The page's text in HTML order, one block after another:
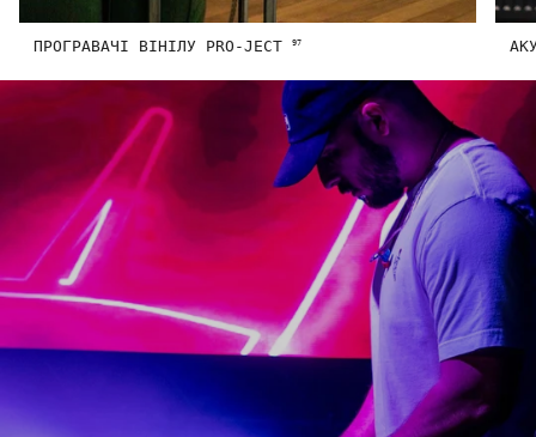
ПРОГРАВАЧІ ВІНІЛУ PRO-JECT 97